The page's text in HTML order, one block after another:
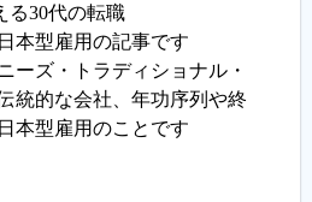
る30代の転職
本型雇用の記事です
ーズ・トラディショナル・
統的な会社、年功序列や終
本型雇用のことです